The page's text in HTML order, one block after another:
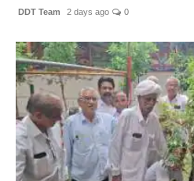
खेल
व्यापार
सामाजिक गतिविधि
अपराध
विशेष
DDT Team 2 days ago 0